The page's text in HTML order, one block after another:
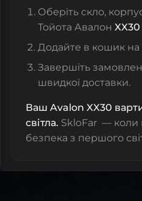
Оберіть скло,
Тойота Авалон XX30
Додайте в кошик на
Завершіть
швидкої доставки.
Ваш Avalon XX30
світла. SkloFar — коли
безпека з першого